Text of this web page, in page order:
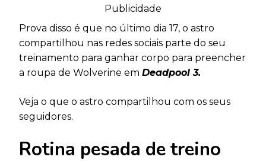
Publicidade
Prova disso é que no último dia 17, o astro
compartilhou nas redes sociais parte do seu
treinamento para ganhar corpo para preencher
a roupa de Wolverine em Deadpool 3.
Veja o que o astro compartilhou com os seus
seguidores.
Rotina pesada de treino